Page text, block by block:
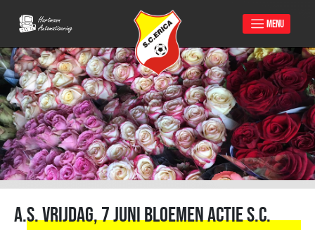
Skip
to
content
MENU
A.s. vrijdag, 7 juni Bloemen actie S.C.